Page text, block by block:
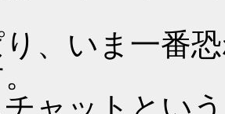
、いま一番